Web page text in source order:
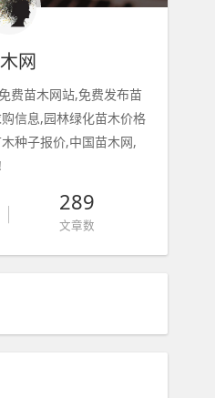
网
费苗木网站,免费发布苗
信息,园林绿化苗木价格
种子报价,中国苗木网,
289
文章数